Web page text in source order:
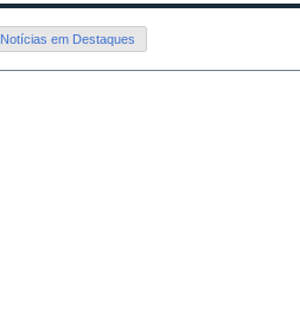
Notícias em Destaques